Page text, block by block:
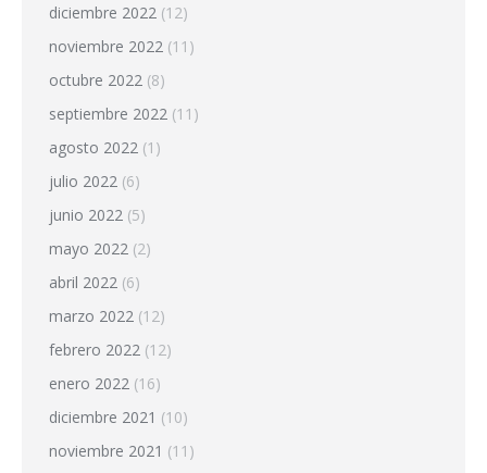
diciembre 2022 (12)
noviembre 2022 (11)
octubre 2022 (8)
septiembre 2022 (11)
agosto 2022 (1)
julio 2022 (6)
junio 2022 (5)
mayo 2022 (2)
abril 2022 (6)
marzo 2022 (12)
febrero 2022 (12)
enero 2022 (16)
diciembre 2021 (10)
noviembre 2021 (11)